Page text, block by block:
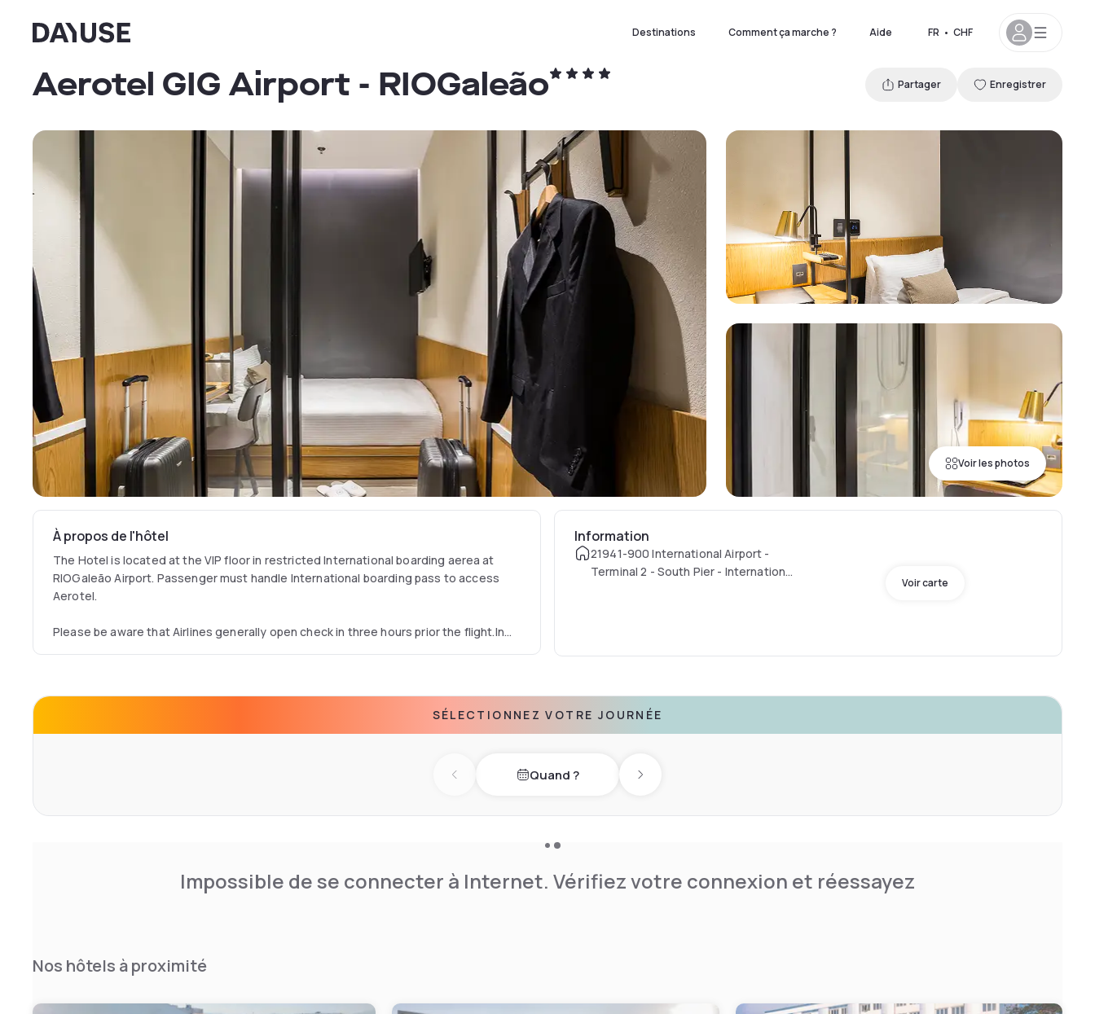
Dayuse Destinations Comment ça marche ? Aide FR • CHF
Voir les photos
Aerotel GIG Airport - RIOGaleão Partager Enregistrer
À propos de l'hôtel
The Hotel is located at the VIP floor in restricted International boarding aerea at
RIOGaleão Airport. Passenger must handle International boarding pass to access
Aerotel.
Please be aware that Airlines generally open check in three hours prior the flight.In
Information
21941-900 International Airport -
Terminal 2 - South Pier - International
Voir carte
SÉLECTIONNEZ VOTRE JOURNÉE
Previous dayQuand ? Next day
Impossible de se connecter à Internet. Vérifiez votre connexion et réessayez
Nos hôtels à proximité